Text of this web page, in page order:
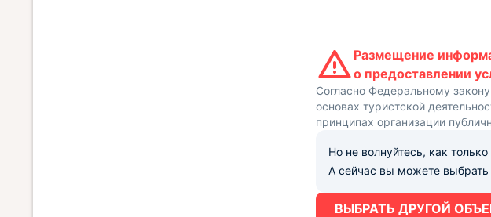
Размещение
о предоставлении
Согласно Федеральному
основах туристской
принципах организации
Но не волнуйтесь, как
А сейчас вы можете выбрать
ВЫБРАТЬ ДРУГОЙ